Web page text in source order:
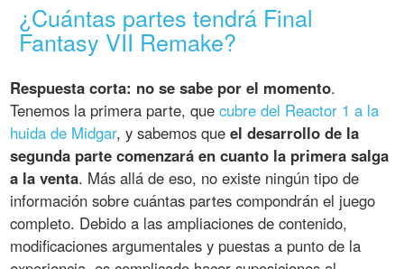
¿Cuántas partes tendrá Final
Fantasy VII Remake?
Respuesta corta: no se sabe por el momento.
Tenemos la primera parte, quecubre del Reactor 1 a la
huida de Midgar, y sabemos queel desarrollo de la
segunda parte comenzará en cuanto la primera salga
a la venta. Más allá de eso, no existe ningún tipo de
información sobre cuántas partes compondrán el juego
completo. Debido a las ampliaciones de contenido,
modificaciones argumentales y puestas a punto de la